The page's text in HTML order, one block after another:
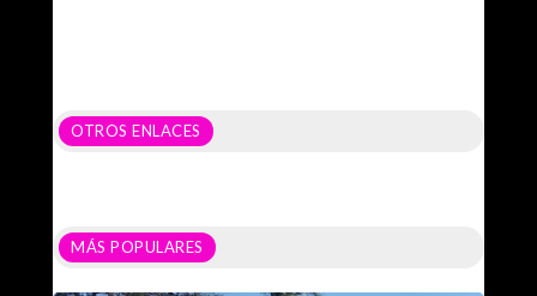
OTROS ENLACES
MÁS POPULARES